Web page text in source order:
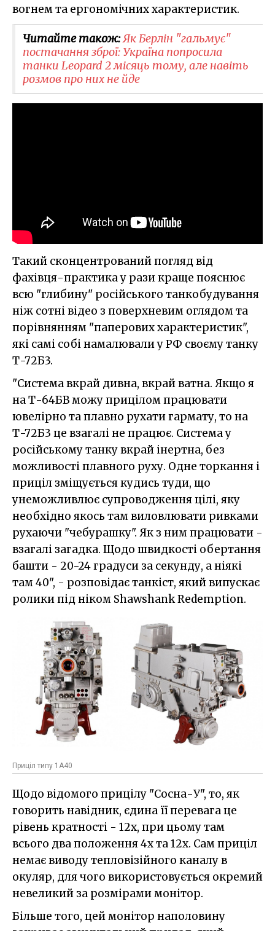
вогнем та ергономічних характеристик.
Читайте також:Як Берлін "гальмує"
постачання зброї: Україна попросила
танки Leopard 2 місяць тому, але навіть
розмов про них не йде
Такий сконцентрований погляд від
фахівця-практика у рази краще пояснює
всю "глибину" російського танкобудування
ніж сотні відео з поверхневим оглядом та
порівнянням "паперових характеристик",
які самі собі намалювали у РФ своєму танку
Т-72Б3.
"Система вкрай дивна, вкрай ватна. Якщо я
на Т-64БВ можу прицілом працювати
ювелірно та плавно рухати гармату, то на
Т-72Б3 це взагалі не працює. Система у
російському танку вкрай інертна, без
можливості плавного руху. Одне торкання і
приціл зміщується кудись туди, що
унеможливлює супроводження цілі, яку
необхідно якось там виловлювати ривками
рухаючи "чебурашку". Як з ним працювати -
взагалі загадка. Щодо швидкості обертання
башти - 20-24 градуси за секунду, а ніякі
там 40", - розповідає танкіст, який випускає
ролики під ніком Shawshank Redemption.
Приціл типу 1А40
Щодо відомого прицілу "Сосна-У", то, як
говорить навідник, єдина її перевага це
рівень кратності - 12х, при цьому там
всього два положення 4х та 12х. Сам приціл
немає виводу тепловізійного каналу в
окуляр, для чого використовується окремий
невеликий за розмірами монітор.
Більше того, цей монітор наполовину